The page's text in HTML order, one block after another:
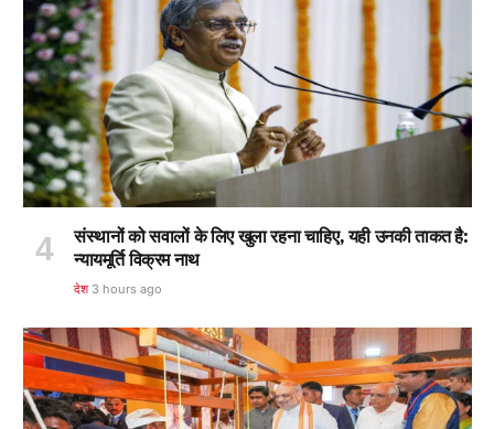
संस्थानों को सवालों के लिए खुला रहना चाहिए, यही उनकी ताकत है:
न्यायमूर्ति विक्रम नाथ
देश 3 hours ago